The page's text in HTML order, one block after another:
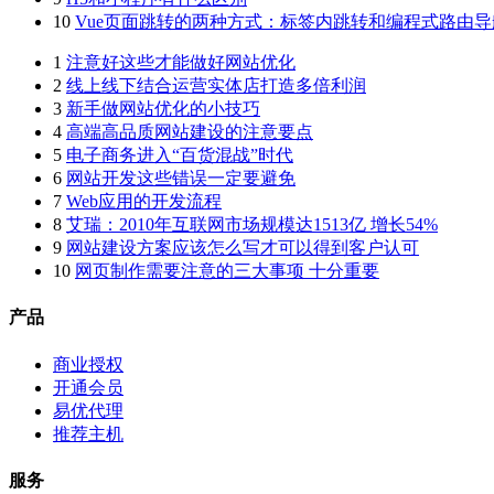
10 Vue页面跳转的两种方式：标签内跳转和编程式路由
1 注意好这些才能做好网站优化
2 线上线下结合运营实体店打造多倍利润
3 新手做网站优化的小技巧
4 高端高品质网站建设的注意要点
5 电子商务进入“百货混战”时代
6 网站开发这些错误一定要避免
7 Web应用的开发流程
8 艾瑞：2010年互联网市场规模达1513亿 增长54%
9 网站建设方案应该怎么写才可以得到客户认可
10 网页制作需要注意的三大事项 十分重要
产品
商业授权
开通会员
易优代理
推荐主机
服务